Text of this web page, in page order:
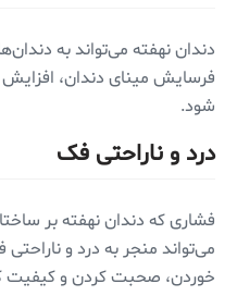
دندان نهفته می‌تواند به
فرسایش مینای دندان،
شود.
درد و ناراحتی فک
فشاری که دندان نهفته بر
می‌تواند منجر به درد و
خوردن، صحبت کردن و کیفیت